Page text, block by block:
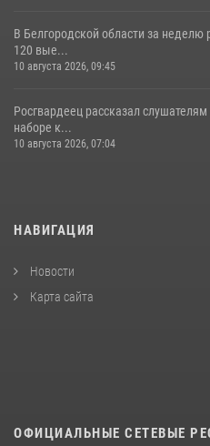
В Белгородской области за
120 вые...
10 августа 2026, 09:45
Росгвардеец рассказал
наборе к...
10 августа 2026, 07:04
НАВИГАЦИЯ
Новости
Карта сайта
ОФИЦИАЛЬНЫЕ СЕТЕВЫЕ